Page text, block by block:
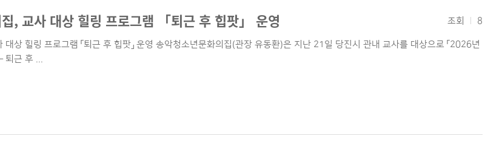
, 교사 대상 힐링 프로그램 「퇴근 후 힙팟」 운영
상 힐링 프로그램 「퇴근 후 힙팟」 운영 송악청소년문화의집(관장 유동환)은 지난 21일 당진시 관내 교사를 대상으로 「2026년
근 후 ...
조회 8